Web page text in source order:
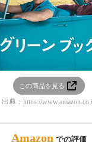
この商品を見る
出典： https://
Amazon での評価